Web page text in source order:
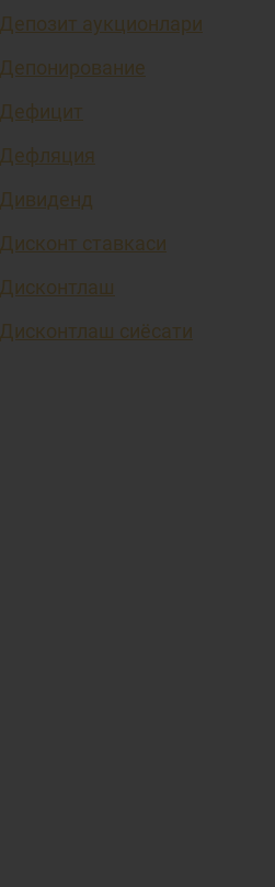
Депозит аукционлари
Депонирование
Дефицит
Дефляция
Дивиденд
Дисконт ставкаси
Дисконтлаш
Дисконтлаш сиёсати